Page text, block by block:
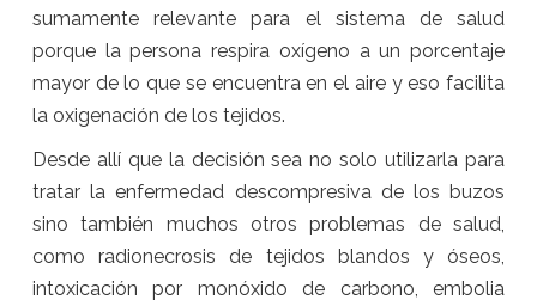
sumamente relevante para el sistema de salud
porque la persona respira oxígeno a un porcentaje
mayor de lo que se encuentra en el aire y eso facilita
la oxigenación de los tejidos.
Desde allí que la decisión sea no solo utilizarla para
tratar la enfermedad descompresiva de los buzos
sino también muchos otros problemas de salud,
como radionecrosis de tejidos blandos y óseos,
intoxicación por monóxido de carbono, embolia